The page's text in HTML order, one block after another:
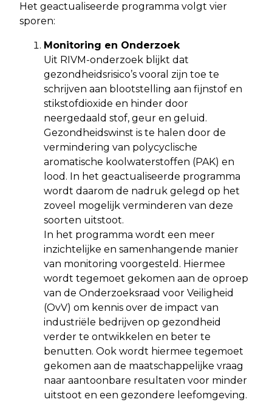
Het geactualiseerde programma volgt vier
sporen:
Monitoring en Onderzoek
Uit RIVM-onderzoek blijkt dat
gezondheidsrisico’s vooral zijn toe te
schrijven aan blootstelling aan fijnstof en
stikstofdioxide en hinder door
neergedaald stof, geur en geluid.
Gezondheidswinst is te halen door de
vermindering van polycyclische
aromatische koolwaterstoffen (PAK) en
lood. In het geactualiseerde programma
wordt daarom de nadruk gelegd op het
zoveel mogelijk verminderen van deze
soorten uitstoot.
In het programma wordt een meer
inzichtelijke en samenhangende manier
van monitoring voorgesteld. Hiermee
wordt tegemoet gekomen aan de oproep
van de Onderzoeksraad voor Veiligheid
(OvV) om kennis over de impact van
industriële bedrijven op gezondheid
verder te ontwikkelen en beter te
benutten. Ook wordt hiermee tegemoet
gekomen aan de maatschappelijke vraag
naar aantoonbare resultaten voor minder
uitstoot en een gezondere leefomgeving.